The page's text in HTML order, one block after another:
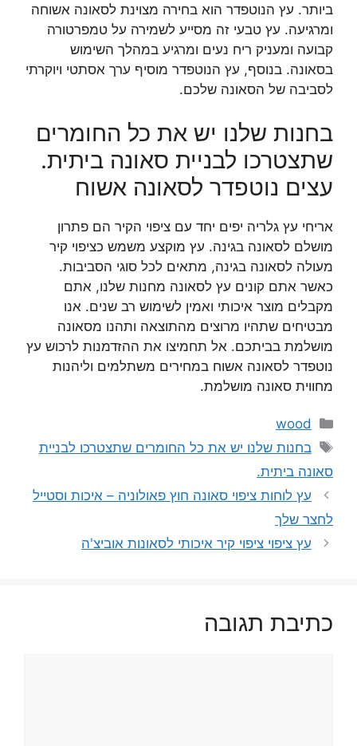
ביותר. עץ הנוטפדר הוא בחירה מצוינת לסאונה אשוחה
ומרגיעה. עץ טבעי זה מסייע לשמירה על טמפרטורה
קבועה ומעניק ריח נעים ומרגיע במהלך השימוש
בסאונה. בנוסף, עץ הנוטפדר מוסיף ערך אסתטי ויוקרתי
לסביבה של הסאונה שלכם.
בחנות שלנו יש את כל החומרים
שתצטרכו לבניית סאונה ביתית.
עצים נוטפדר לסאונה אשוח
אריחי עץ גלריה יפים יחד עם ציפוי הקיר הם פתרון
מושלם לסאונה בגינה. עץ מוקצע משמש כציפוי קיר
מעולה לסאונה בגינה, מתאים לכל סוגי הסביבות.
כאשר אתם קונים עץ לסאונה מחנות שלנו, אתם
מקבלים מוצר איכותי ואמין לשימוש רב שנים. אנו
מבטיחים שתהיו מרוצים מהתוצאה ותהנו מסאונה
מושלמת בביתכם. אל תחמיצו את ההזדמנות לרכוש עץ
נוטפדר לסאונה אשוח במחירים משתלמים וליהנות
מחווית סאונה מושלמת.
קטגוריות
wood
תגיות
בחנות שלנו יש את כל החומרים שתצטרכו לבניית
סאונה ביתית.
עץ לוחות ציפוי סאונה חוץ פאולוניה – איכות וסטייל
לחצר שלך
עץ ציפוי ציפוי קיר איכותי לסאונות אוביצ'ה
כתיבת תגובה